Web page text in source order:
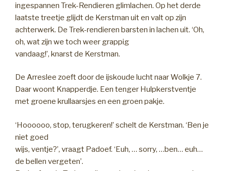
ingespannen Trek-Rendieren glimlachen. Op het derde
laatste treetje glijdt de Kerstman uit en valt op zijn
achterwerk. De Trek-rendieren barsten in lachen uit. ‘Oh,
oh, wat zijn we toch weer grappig
vandaag!’, knarst de Kerstman.
De Arreslee zoeft door de ijskoude lucht naar Wolkje 7.
Daar woont Knapperdje. Een tenger Hulpkerstventje
met groene krullaarsjes en een groen pakje.
‘Hoooooo, stop, terugkeren!’ schelt de Kerstman. ‘Ben je
niet goed
wijs, ventje?’, vraagt Padoef. ‘Euh, … sorry, …ben… euh…
de bellen vergeten’.